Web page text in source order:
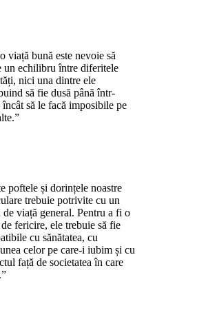
viață bună este nevoie să
un echilibru între diferitele
nici una dintre ele
să fie dusă până într-
încât să le facă imposibile pe
poftele și dorințele noastre
trebuie potrivite cu un
de viață general. Pentru a fi o
de fericire, ele trebuie să fie
cu sănătatea, cu
celor pe care-i iubim și cu
față de societatea în care